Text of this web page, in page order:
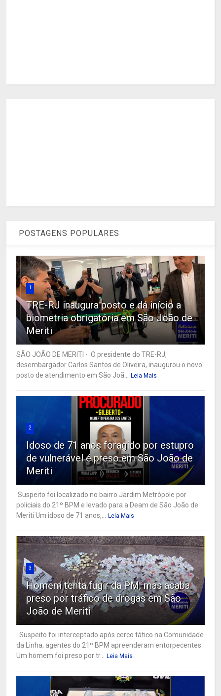
POSTAGENS POPULARES
1
TRE-RJ inaugura posto e dá início a
biometria obrigatória em São João de
Meriti
SÃO JOÃO DE MERITI - O presidente do TRE-RJ,
desembargador Carlos Santos de Oliveira, inaugurou o novo
posto de atendimento em São Joã... Leia Mais
2
Idoso de 71 anos foragido por estupro
de vulnerável é preso em São João de
Meriti
Suspeito foi localizado no bairro Jardim Metrópole por
policiais do 21º BPM e levado para a Deam de São João de
Meriti Um idoso de 71 anos,... Leia Mais
3
Homem tenta fugir da PM, mas acaba
preso por tráfico de drogas em São
João de Meriti
Suspeito foi interceptado após cerco tático na Comunidade
da Linha; agentes do 21º BPM apreenderam entorpecentes
Um homem foi preso por tr... Leia Mais